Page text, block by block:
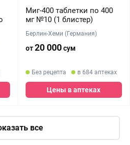
Миг-400 таблетки по 400
мг №10 (1 блистер)
Берлин-Хеми (Германия)
от20 000сум
Без рецепта в 684 аптеках
Цены в аптеках
все